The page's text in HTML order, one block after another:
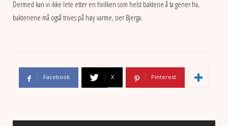
Dermed kan vi ikke lete etter en hvilken som helst bakterie å ta gener fra,
bakteriene må også trives på høy varme, sier Bjerga.
Facebook X Pinterest